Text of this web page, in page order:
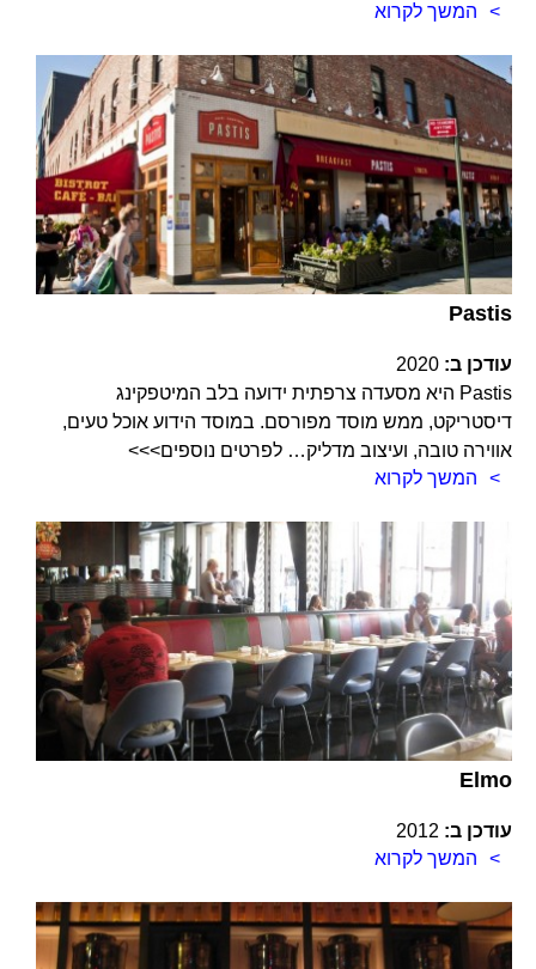
המשך לקרוא
Pastis
עודכן ב: 2020
Pastis היא מסעדה צרפתית ידועה בלב המיטפקינג
דיסטריקט, ממש מוסד מפורסם. במוסד הידוע אוכל טעים,
אווירה טובה, ועיצוב מדליק… לפרטים נוספים>>>
המשך לקרוא
Elmo
עודכן ב: 2012
המשך לקרוא